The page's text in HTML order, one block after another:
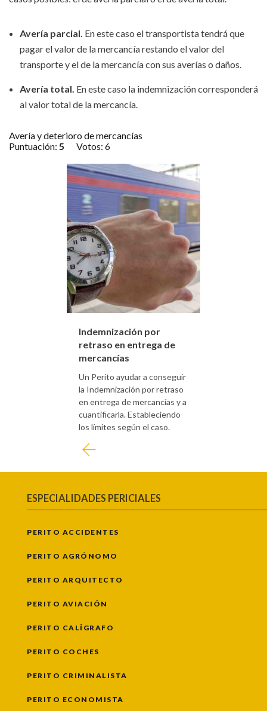
Avería parcial. En este caso el transportista tendrá que
pagar el valor de la mercancía restando el valor del
transporte y el de la mercancía con sus averías o daños.
Avería total. En este caso la indemnización corresponderá
al valor total de la mercancía.
Avería y deterioro de mercancías
Puntuación: 5 Votos: 6
Indemnización por
retraso en entrega de
mercancías
Un Perito ayudar a conseguir
la Indemnización por retraso
en entrega de mercancías y a
cuantificarla. Estableciendo
los límites según el caso.
ESPECIALIDADES PERICIALES
PERITO ACCIDENTES
PERITO AGRÓNOMO
PERITO ARQUITECTO
PERITO AVIACIÓN
PERITO CALÍGRAFO
PERITO COCHES
PERITO CRIMINALISTA
PERITO ECONOMISTA